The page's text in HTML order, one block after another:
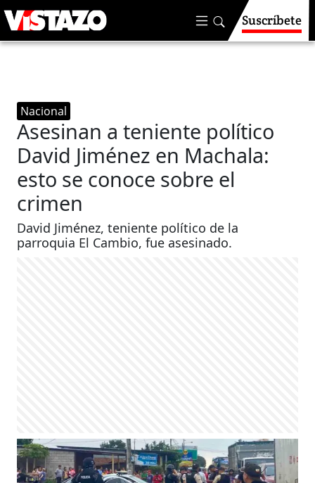
Suscríbete
Nacional
Asesinan a teniente político
David Jiménez en Machala:
esto se conoce sobre el
crimen
David Jiménez, teniente político de la
parroquia El Cambio, fue asesinado.